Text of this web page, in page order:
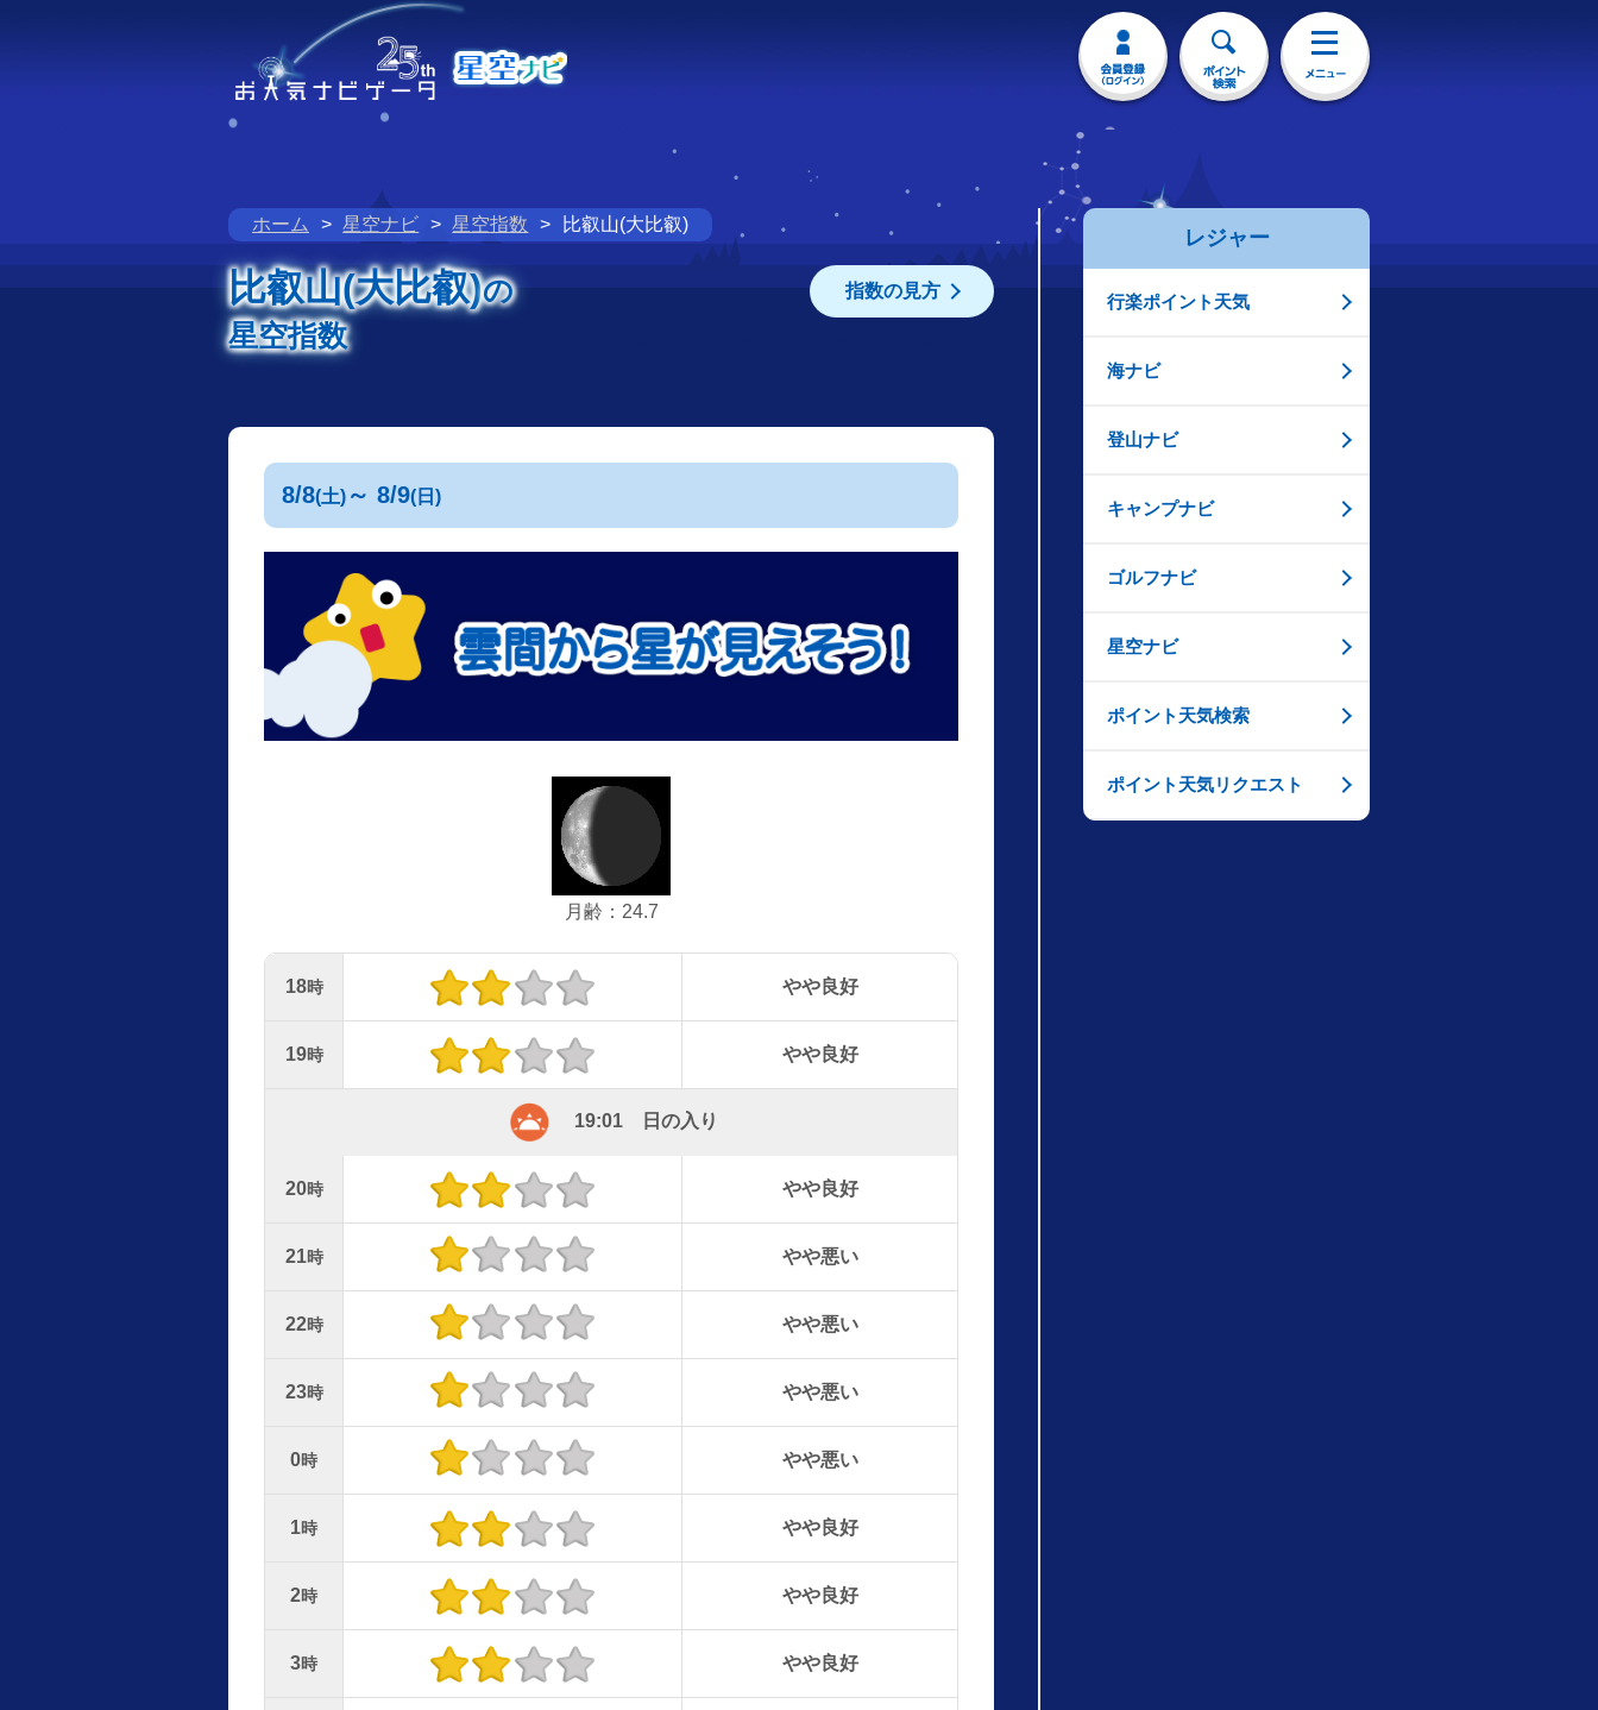
ホーム 星空ナビ 星空指数 比叡山(大比叡)
比叡山(大比叡)の
星空指数
指数の見方
8/8(土) ～ 8/9(日)
月齢：24.7
18時 やや良好
19時 やや良好
19:01 日の入り
20時 やや良好
21時 やや悪い
22時 やや悪い
23時 やや悪い
0時 やや悪い
1時 やや良好
2時 やや良好
3時 やや良好
レジャー
行楽ポイント天気
海ナビ
登山ナビ
キャンプナビ
ゴルフナビ
星空ナビ
ポイント天気検索
ポイント天気リクエスト